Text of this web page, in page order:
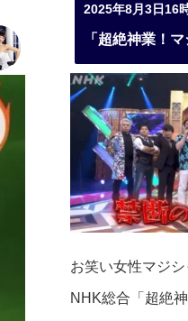
2025年8月3日16
「超絶神業！
お笑い女性マジシ
NHK総合「超絶